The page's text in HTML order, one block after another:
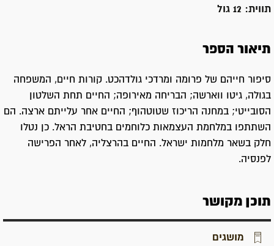
תווית: 12 גול
תיאור הספר
סיפור חייהם של פרומה ומרדכי גולדהכט. קורות חיים, המשפחה
בגולה, גיטו ווארשה; הבריחה מאירופה; החיים תחת השלטון
הסובייטי; במחנה הריכוז שטוטהוף; החיים אחר עלייתם ארצה. הם
השתתפו במלחמת העצמאות כלוחמים בחטיבת הראל. כן נטלו
חלק בשאר מלחמות ישראל. החיים בהרצליה, לאחר הפרישה
לפנסיה.
תוכן מקושר
מושגים